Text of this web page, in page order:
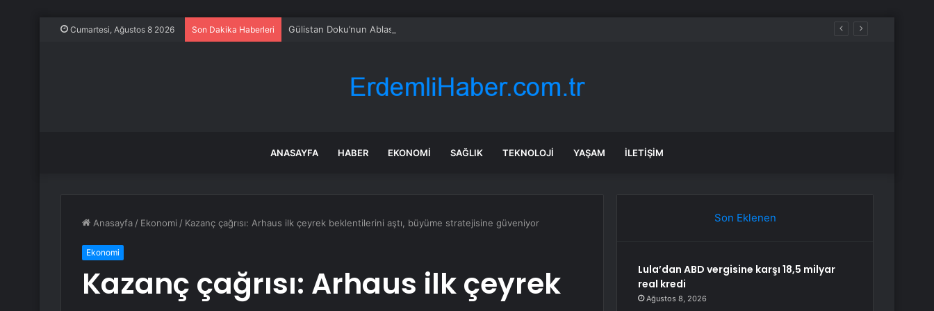
Cumartesi, Ağustos 8 2026 Son Dakika Haberleri Gülistan Doku’nun Ablası Aygül Doku: “İvedilikle Kızımızın Bedeni Bulunsun, Artık Yas Tutmak İstiyoruz”
ANASAYFA HABER EKONOMI SAĞLIK TEKNOLOJI YAŞAM İLETIŞIM
Anasayfa / Ekonomi / Kazanç çağrısı: Arhaus ilk çeyrek beklentilerini aştı, büyüme stratejisine güveniyor
Ekonomi
Kazanç çağrısı: Arhaus ilk çeyrek
Son Eklenen
Lula’dan ABD vergisine karşı 18,5 milyar
real kredi
Ağustos 8, 2026